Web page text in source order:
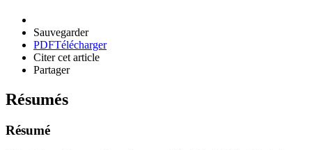
Sauvegarder
PDFTélécharger
Citer cet article
Partager
Résumés
Résumé